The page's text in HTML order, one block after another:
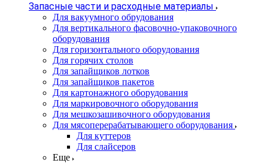
Запасные части и расходные материалы
Для вакуумного обрудования
Для вертикального фасовочно-упаковочного
оборудования
Для горизонтального оборудования
Для горячих столов
Для запайщиков лотков
Для запайщиков пакетов
Для картонажного оборудования
Для маркировочного оборудования
Для мешкозашивочного оборудования
Для мясоперерабатывающего оборудования
Для куттеров
Для слайсеров
Еще